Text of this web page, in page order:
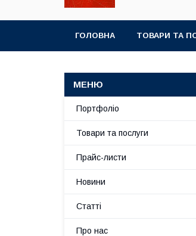
ГОЛОВНА ТОВАРИ ТА
Портфоліо
Товари та послуги
Прайс-листи
Новини
Статті
Про нас